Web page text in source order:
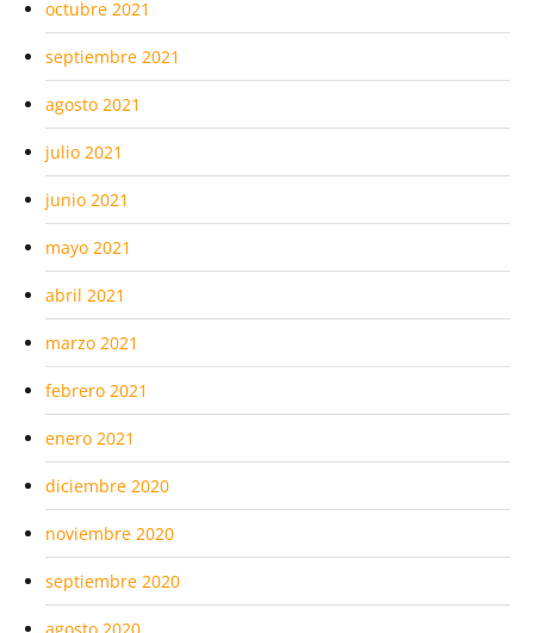
octubre 2021
septiembre 2021
agosto 2021
julio 2021
junio 2021
mayo 2021
abril 2021
marzo 2021
febrero 2021
enero 2021
diciembre 2020
noviembre 2020
septiembre 2020